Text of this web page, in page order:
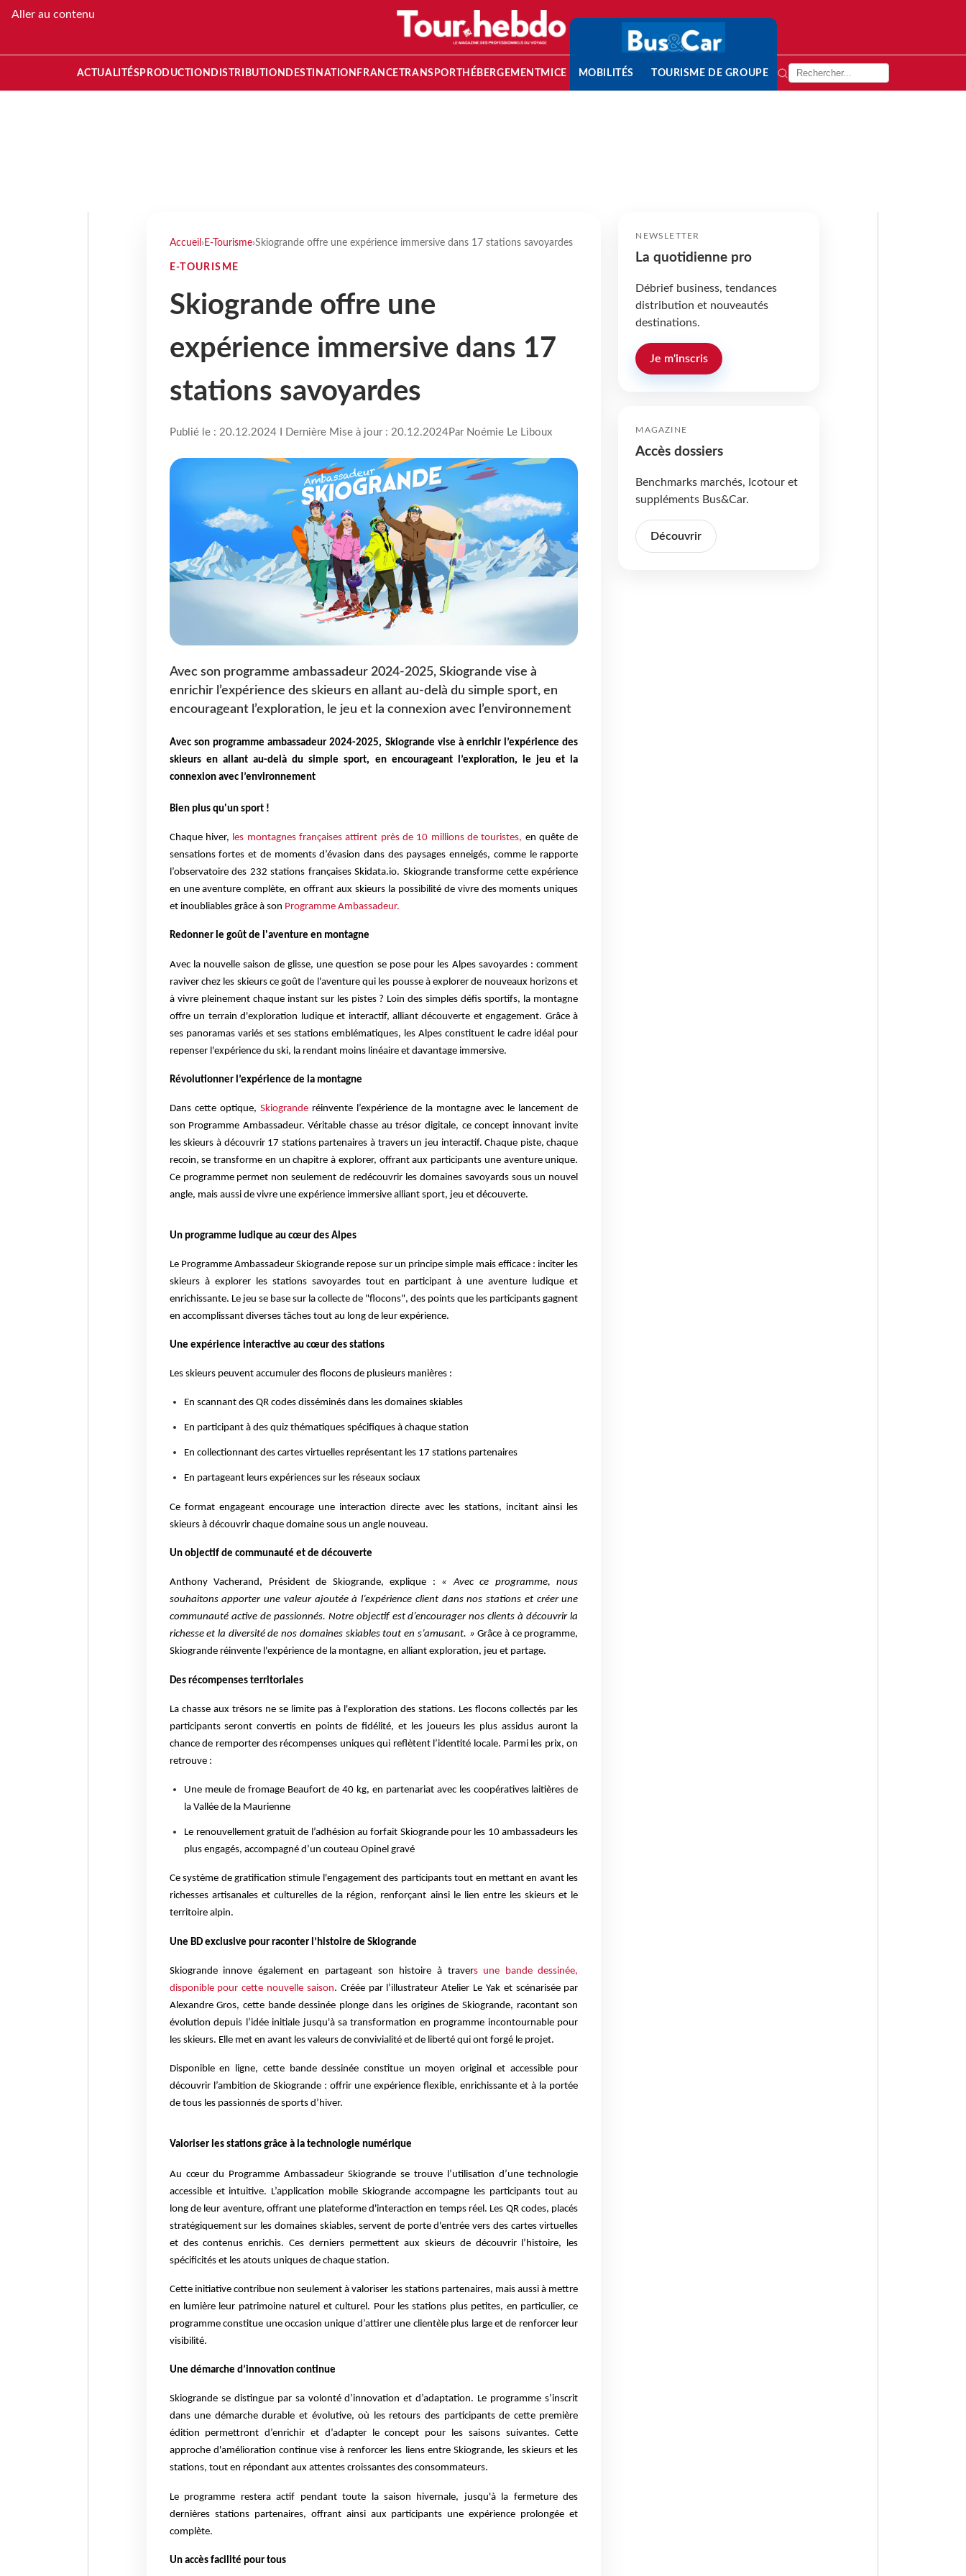
Aller au contenu
ACTUALITÉS PRODUCTION DISTRIBUTION DESTINATION FRANCETRANSPORT HÉBERGEMENTMICE MOBILITÉS TOURISME DE GROUPE
Accueil › E-Tourisme›Skiogrande offre une expérience immersive dans 17 stations savoyardes
E-TOURISME
Skiogrande offre une
expérience immersive dans 17
stations savoyardes
Publié le : 20.12.2024 I Dernière Mise à jour : 20.12.2024Par Noémie Le Liboux
Avec son programme ambassadeur 2024-2025, Skiogrande vise à
enrichir l’expérience des skieurs en allant au-delà du simple sport, en
encourageant l’exploration, le jeu et la connexion avec l’environnement
Avec son programme ambassadeur 2024-2025, Skiogrande vise à enrichir l’expérience des
skieurs en allant au-delà du simple sport, en encourageant l’exploration, le jeu et la
connexion avec l’environnement
Bien plus qu'un sport !
Chaque hiver, les montagnes françaises attirent près de 10 millions de touristes, en quête de
sensations fortes et de moments d’évasion dans des paysages enneigés, comme le rapporte
l’observatoire des 232 stations françaises Skidata.io. Skiogrande transforme cette expérience
en une aventure complète, en offrant aux skieurs la possibilité de vivre des moments uniques
et inoubliables grâce à son Programme Ambassadeur.
Redonner le goût de l'aventure en montagne
Avec la nouvelle saison de glisse, une question se pose pour les Alpes savoyardes : comment
raviver chez les skieurs ce goût de l'aventure qui les pousse à explorer de nouveaux horizons et
à vivre pleinement chaque instant sur les pistes ? Loin des simples défis sportifs, la montagne
offre un terrain d'exploration ludique et interactif, alliant découverte et engagement. Grâce à
ses panoramas variés et ses stations emblématiques, les Alpes constituent le cadre idéal pour
repenser l'expérience du ski, la rendant moins linéaire et davantage immersive.
Révolutionner l’expérience de la montagne
Dans cette optique, Skiogranderéinvente l’expérience de la montagne avec le lancement de
son Programme Ambassadeur. Véritable chasse au trésor digitale, ce concept innovant invite
les skieurs à découvrir 17 stations partenaires à travers un jeu interactif. Chaque piste, chaque
recoin, se transforme en un chapitre à explorer, offrant aux participants une aventure unique.
Ce programme permet non seulement de redécouvrir les domaines savoyards sous un nouvel
angle, mais aussi de vivre une expérience immersive alliant sport, jeu et découverte.
Un programme ludique au cœur des Alpes
Le Programme Ambassadeur Skiogrande repose sur un principe simple mais efficace : inciter les
skieurs à explorer les stations savoyardes tout en participant à une aventure ludique et
enrichissante. Le jeu se base sur la collecte de "flocons", des points que les participants gagnent
en accomplissant diverses tâches tout au long de leur expérience.
Une expérience interactive au cœur des stations
Les skieurs peuvent accumuler des flocons de plusieurs manières :
En scannant des QR codes disséminés dans les domaines skiables
En participant à des quiz thématiques spécifiques à chaque station
En collectionnant des cartes virtuelles représentant les 17 stations partenaires
En partageant leurs expériences sur les réseaux sociaux
Ce format engageant encourage une interaction directe avec les stations, incitant ainsi les
skieurs à découvrir chaque domaine sous un angle nouveau.
Un objectif de communauté et de découverte
Anthony Vacherand, Président de Skiogrande, explique : « Avec ce programme, nous
souhaitons apporter une valeur ajoutée à l’expérience client dans nos stations et créer une
communauté active de passionnés. Notre objectif est d’encourager nos clients à découvrir la
richesse et la diversité de nos domaines skiables tout en s’amusant. »Grâce à ce programme,
Skiogrande réinvente l'expérience de la montagne, en alliant exploration, jeu et partage.
Des récompenses territoriales
La chasse aux trésors ne se limite pas à l'exploration des stations. Les flocons collectés par les
participants seront convertis en points de fidélité, et les joueurs les plus assidus auront la
chance de remporter des récompenses uniques qui reflètent l’identité locale. Parmi les prix, on
retrouve :
Une meule de fromage Beaufort de 40 kg, en partenariat avec les coopératives laitières de
la Vallée de la Maurienne
Le renouvellement gratuit de l’adhésion au forfait Skiogrande pour les 10 ambassadeurs les
plus engagés, accompagné d’un couteau Opinel gravé
Ce système de gratification stimule l'engagement des participants tout en mettant en avant les
richesses artisanales et culturelles de la région, renforçant ainsi le lien entre les skieurs et le
territoire alpin.
Une BD exclusive pour raconter l’histoire de Skiogrande
Skiogrande innove également en partageant son histoire à travers une bande dessinée,
disponible pour cette nouvelle saison. Créée par l’illustrateur Atelier Le Yak et scénarisée par
Alexandre Gros, cette bande dessinée plonge dans les origines de Skiogrande, racontant son
évolution depuis l’idée initiale jusqu'à sa transformation en programme incontournable pour
les skieurs. Elle met en avant les valeurs de convivialité et de liberté qui ont forgé le projet.
Disponible en ligne, cette bande dessinée constitue un moyen original et accessible pour
découvrir l’ambition de Skiogrande : offrir une expérience flexible, enrichissante et à la portée
de tous les passionnés de sports d’hiver.
Valoriser les stations grâce à la technologie numérique
Au cœur du Programme Ambassadeur Skiogrande se trouve l’utilisation d’une technologie
accessible et intuitive. L’application mobile Skiogrande accompagne les participants tout au
long de leur aventure, offrant une plateforme d'interaction en temps réel. Les QR codes, placés
stratégiquement sur les domaines skiables, servent de porte d'entrée vers des cartes virtuelles
et des contenus enrichis. Ces derniers permettent aux skieurs de découvrir l’histoire, les
spécificités et les atouts uniques de chaque station.
Cette initiative contribue non seulement à valoriser les stations partenaires, mais aussi à mettre
en lumière leur patrimoine naturel et culturel. Pour les stations plus petites, en particulier, ce
programme constitue une occasion unique d’attirer une clientèle plus large et de renforcer leur
visibilité.
Une démarche d’innovation continue
Skiogrande se distingue par sa volonté d’innovation et d’adaptation. Le programme s’inscrit
dans une démarche durable et évolutive, où les retours des participants de cette première
édition permettront d’enrichir et d’adapter le concept pour les saisons suivantes. Cette
approche d'amélioration continue vise à renforcer les liens entre Skiogrande, les skieurs et les
stations, tout en répondant aux attentes croissantes des consommateurs.
Le programme restera actif pendant toute la saison hivernale, jusqu'à la fermeture des
dernières stations partenaires, offrant ainsi aux participants une expérience prolongée et
complète.
Un accès facilité pour tous
NEWSLETTER
La quotidienne pro
Débrief business, tendances
distribution et nouveautés
destinations.
Je m'inscris
MAGAZINE
Accès dossiers
Benchmarks marchés, Icotour et
suppléments Bus&Car.
Découvrir